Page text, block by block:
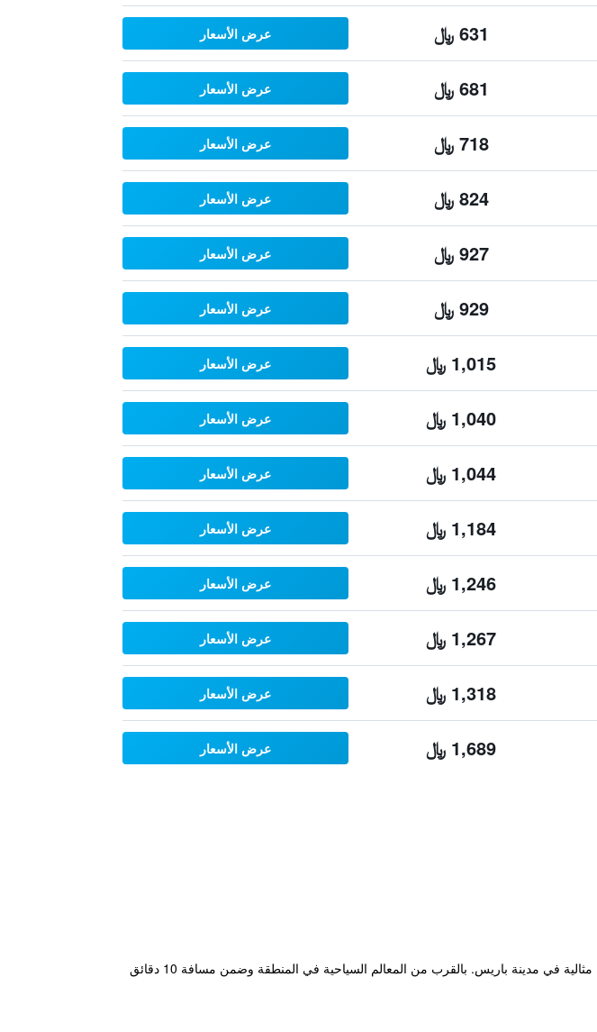
631 ﷼ عرض الأسعار
681 ﷼ عرض الأسعار
718 ﷼ عرض الأسعار
824 ﷼ عرض الأسعار
927 ﷼ عرض الأسعار
929 ﷼ عرض الأسعار
1,015 ﷼ عرض الأسعار
1,040 ﷼ عرض الأسعار
1,044 ﷼ عرض الأسعار
1,184 ﷼ عرض الأسعار
1,246 ﷼ عرض الأسعار
1,267 ﷼ عرض الأسعار
1,318 ﷼ عرض الأسعار
1,689 ﷼ عرض الأسعار
يقع هذا الفندق المصنف 4 نجوم في مكان ملائم في منتصف المدينة مما يجعله قاعدة مثالية في مدينة باريس. بالقرب من المعالم السياحية في المنطقة وضمن مسافة 10 دقائق